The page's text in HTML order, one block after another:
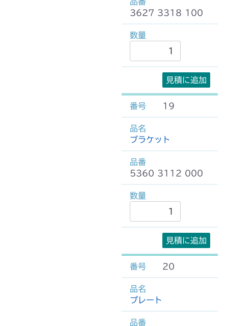
3627 3318 100
見積に追加
19
ブラケット
5360 3112 000
見積に追加
20
プレート